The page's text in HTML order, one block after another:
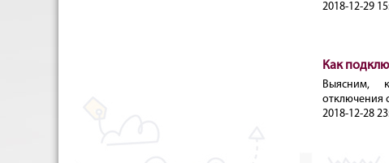
2018-12-29
Как
Выясним,
отключения
2018-12-28